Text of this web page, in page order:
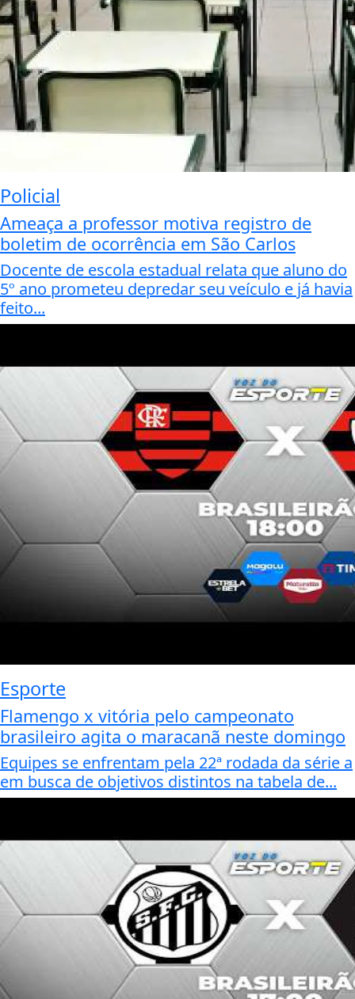
Policial
Ameaça a professor motiva registro de
boletim de ocorrência em São Carlos
Docente de escola estadual relata que aluno do
5º ano prometeu depredar seu veículo e já havia
feito...
Esporte
Flamengo x vitória pelo campeonato
brasileiro agita o maracanã neste domingo
Equipes se enfrentam pela 22ª rodada da série a
em busca de objetivos distintos na tabela de...